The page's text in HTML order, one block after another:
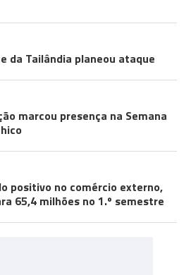
da Tailândia planeou ataque
marcou presença na Semana
positivo no comércio externo,
65,4 milhões no 1.º semestre